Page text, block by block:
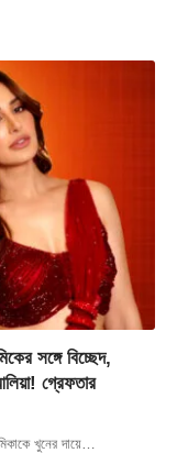
সঙ্গে বিচ্ছেদ,
গ্রেফতার
খুনের দায়ে…